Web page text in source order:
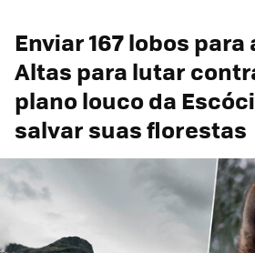
Enviar 167 lobos para
Altas para lutar
plano louco da
salvar suas florestas